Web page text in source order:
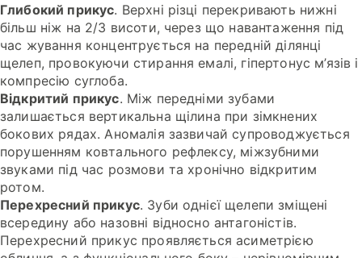
Глибокий прикус. Верхні різці перекривають нижні
більш ніж на 2/3 висоти, через що навантаження під
час жування концентрується на передній ділянці
щелеп, провокуючи стирання емалі, гіпертонус м’язів і
компресію суглоба.
Відкритий прикус. Між передніми зубами
залишається вертикальна щілина при зімкнених
бокових рядах. Аномалія зазвичай супроводжується
порушенням ковтального рефлексу, міжзубними
звуками під час розмови та хронічно відкритим
ротом.
Перехресний прикус. Зуби однієї щелепи зміщені
всередину або назовні відносно антагоністів.
Перехресний прикус проявляється асиметрією